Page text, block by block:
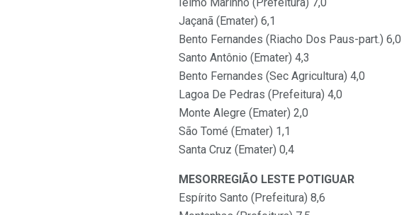
Jaçanã (Emater) 6,1
Bento Fernandes (Riacho Dos Paus-part.) 6,0
Santo Antônio (Emater) 4,3
Bento Fernandes (Sec Agricultura) 4,0
Lagoa De Pedras (Prefeitura) 4,0
Monte Alegre (Emater) 2,0
São Tomé (Emater) 1,1
Santa Cruz (Emater) 0,4
MESORREGIÃO LESTE POTIGUAR
Espírito Santo (Prefeitura) 8,6